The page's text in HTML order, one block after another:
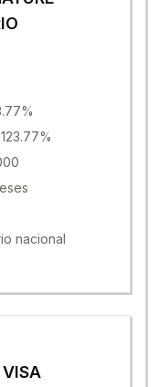
123.77%
nacional
VISA